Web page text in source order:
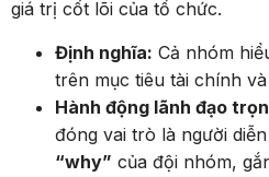
giá trị cốt lõi của tổ chức.
Định nghĩa: Cả nhóm
trên mục tiêu tài chính
Hành động lãnh đạo
đóng vai trò là người
“why” của đội nhóm,